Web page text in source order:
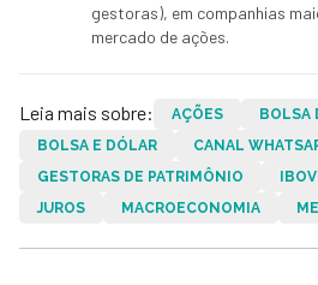
gestoras), em companhias
mercado de ações.
Leia mais sobre: AÇÕES
BOLSA
BOLSA E DÓLAR
CANAL
GESTORAS DE PATRIMÔNIO
JUROS
MACROECONOMIA